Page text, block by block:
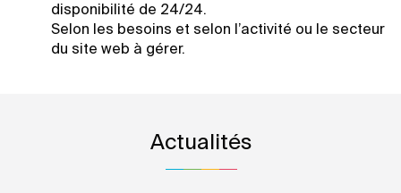
disponibilité de 24/24.
Selon les besoins et selon l’activité ou le secteur
du site web à gérer.
Actualités